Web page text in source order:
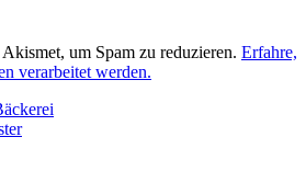
um Spam zu reduzieren. Erfahre,
verarbeitet werden.